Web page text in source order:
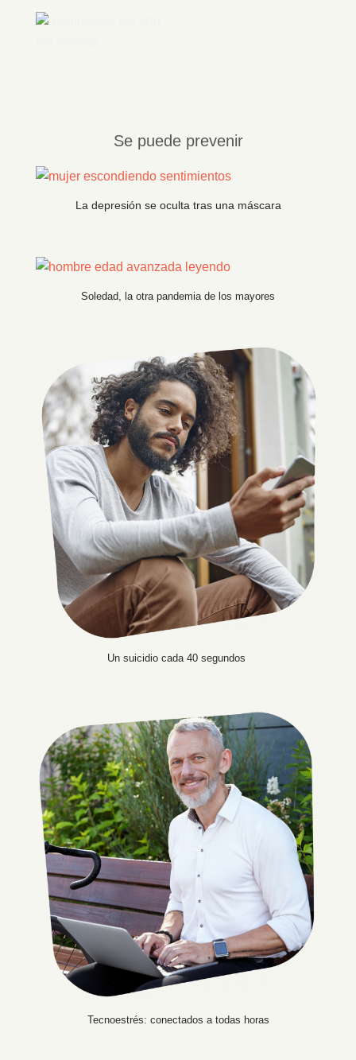
Se puede prevenir
La depresión se oculta tras una máscara
Soledad, la otra pandemia de los mayores
Un suicidio cada 40 segundos
Tecnoestrés: conectados a todas horas